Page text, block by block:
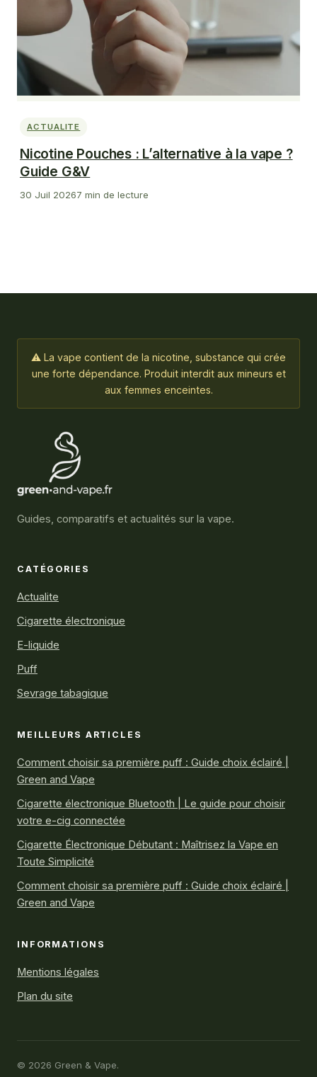
ACTUALITE
Nicotine Pouches : L’alternative à la vape ?
Guide G&V
30 Juil 20267 min de lecture
⚠ La vape contient de la nicotine, substance qui crée
une forte dépendance. Produit interdit aux mineurs et
aux femmes enceintes.
Guides, comparatifs et actualités sur la vape.
CATÉGORIES
Actualite
Cigarette électronique
E-liquide
Puff
Sevrage tabagique
MEILLEURS ARTICLES
Comment choisir sa première puff : Guide choix éclairé |
Green and Vape
Cigarette électronique Bluetooth | Le guide pour choisir
votre e-cig connectée
Cigarette Électronique Débutant : Maîtrisez la Vape en
Toute Simplicité
Comment choisir sa première puff : Guide choix éclairé |
Green and Vape
INFORMATIONS
Mentions légales
Plan du site
© 2026 Green & Vape.